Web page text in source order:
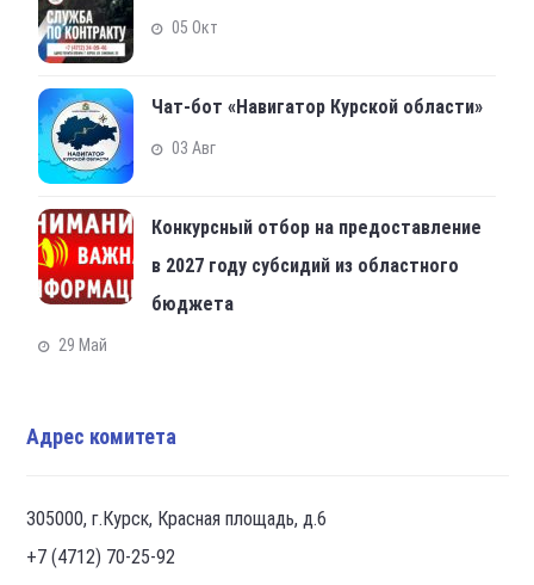
05 Окт
Чат-бот «Навигатор Курской области»
03 Авг
Конкурсный отбор на предоставление
в 2027 году субсидий из областного
бюджета
29 Май
Адрес комитета
305000, г.Курск, Красная площадь, д.6
+7 (4712) 70-25-92